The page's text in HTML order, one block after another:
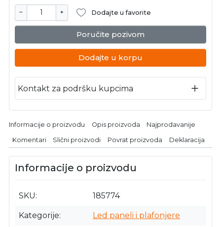
− + Dodajte u favorite
Poručite pozivom
Dodajte u korpu
Kontakt za podršku kupcima
Informacije o proizvodu Opis proizvoda Najprodavanije
Komentari Slični proizvodi Povrat proizvoda Deklaracija
Informacije o proizvodu
SKU 185774
Kategorije Led paneli i plafonjere